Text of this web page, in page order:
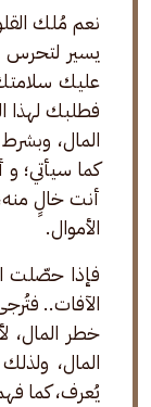
يسير
عليك
فطلبك لهذا
المال،
أنت خالٍ
الأموال.
فإذا حصّلت
الآفات..
خطر المال،
المال،
يُعرف، كما